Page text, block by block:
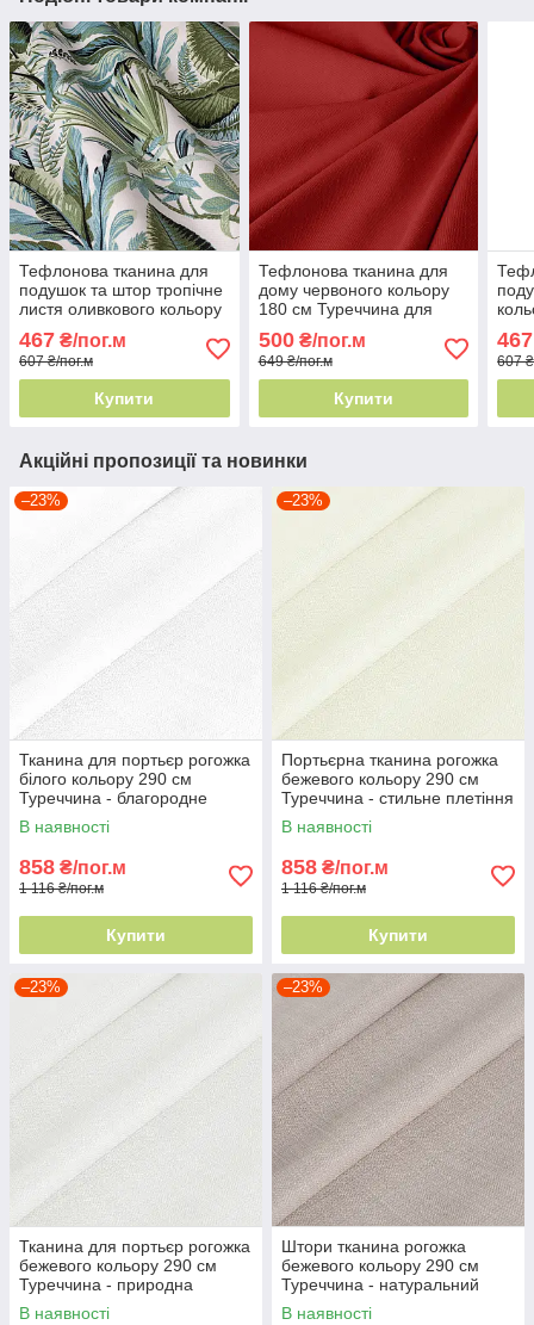
Тефлонова тканина для
подушок та штор тропічне
листя оливкового кольору
180 см Туреччина
467 ₴/пог.м
607 ₴/пог.м
Купити
Тефлонова тканина для
дому червоного кольору
180 см Туреччина для
штор і скатертин
500₴/пог.м
649 ₴/пог.м
Купити
-
467
607
Акційні пропозиції та новинки
–23%
Тканина для портьєр рогожка
білого кольору 290 см
Туреччина - благородне
плетіння
В наявності
858 ₴/пог.м
1 116 ₴/пог.м
Купити
–23%
Портьєрна тканина рогожка
бежевого кольору 290 см
Туреччина - стильне плетіння
ниток
В наявності
858 ₴/пог.м
1 116 ₴/пог.м
Купити
–23%
Тканина для портьєр рогожка
бежевого кольору 290 см
Туреччина - природна
текстура
В наявності
–23%
Штори тканина рогожка
бежевого кольору 290 см
Туреччина - натуральний
ефект
В наявності